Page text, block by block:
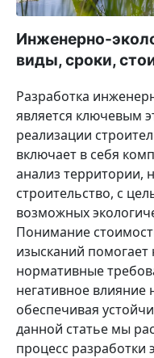
Инженерно-
виды, сроки,
Разработка
является ключевым
реализации
включает в себя
анализ территории,
строительство, с
возможных
Понимание
изысканий помогает
нормативные
негативное
обеспечивая
данной статье мы
процесс разработки